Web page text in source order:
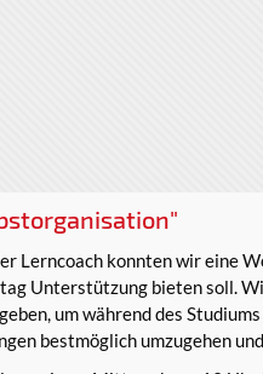
Lerncoach konnten wir eine
Unterstützung bieten soll.
um während des
bestmöglich umzugehen